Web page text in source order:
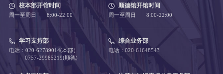
校本部开馆时间
周一至周日 8:00-22:00
顺德馆开馆时间
周一至周日 8:00-22:00
学习支持部
电话：020-62789014(本部）
0757-29985219(顺德)
综合业务部
电话：020-61648543